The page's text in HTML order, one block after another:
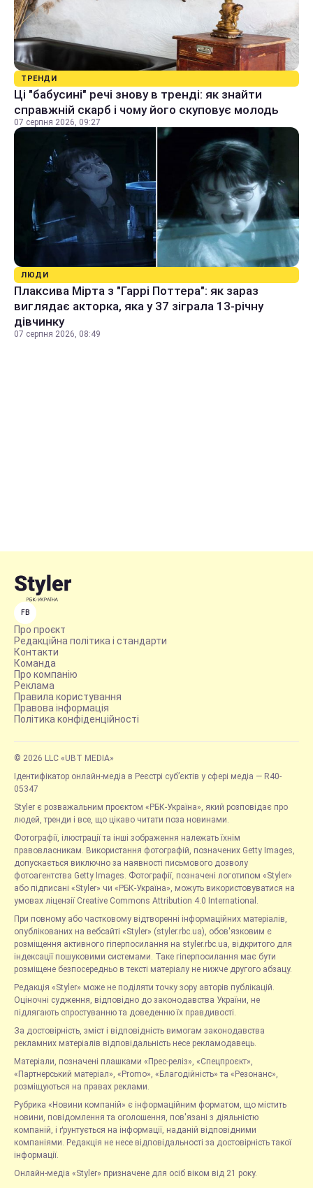
ТРЕНДИ
Ці "бабусині" речі знову в тренді: як знайти
справжній скарб і чому його скуповує молодь
07 серпня 2026, 09:27
ЛЮДИ
Плаксива Мірта з "Гаррі Поттера": як зараз
виглядає акторка, яка у 37 зіграла 13-річну
дівчинку
07 серпня 2026, 08:49
FB
Про проєкт
Редакційна політика і стандарти
Контакти
Команда
Про компанію
Реклама
Правила користування
Правова інформація
Політика конфіденційності
© 2026 LLC «UBT MEDIA»
Ідентифікатор онлайн-медіа в Реєстрі суб’єктів у сфері медіа — R40-
05347
Styler є розважальним проєктом «РБК-Україна», який розповідає про
людей, тренди і все, що цікаво читати поза новинами.
Фотографії, ілюстрації та інші зображення належать їхнім
правовласникам. Використання фотографій, позначених Getty Images,
допускається виключно за наявності письмового дозволу
фотоагентства Getty Images. Фотографії, позначені логотипом «Styler»
або підписані «Styler» чи «РБК-Україна», можуть використовуватися на
умовах ліцензії Creative Commons Attribution 4.0 International.
При повному або частковому відтворенні інформаційних матеріалів,
опублікованих на вебсайті «Styler» (styler.rbc.ua), обов'язковим є
розміщення активного гіперпосилання на styler.rbc.ua, відкритого для
індексації пошуковими системами. Таке гіперпосилання має бути
розміщене безпосередньо в тексті матеріалу не нижче другого абзацу.
Редакція «Styler» може не поділяти точку зору авторів публікацій.
Оціночні судження, відповідно до законодавства України, не
підлягають спростуванню та доведенню їх правдивості.
За достовірність, зміст і відповідність вимогам законодавства
рекламних матеріалів відповідальність несе рекламодавець.
Матеріали, позначені плашками «Прес-реліз», «Спецпроєкт»,
«Партнерський матеріал», «Promo», «Благодійність» та «Резонанс»,
розміщуються на правах реклами.
Рубрика «Новини компаній» є інформаційним форматом, що містить
новини, повідомлення та оголошення, пов'язані з діяльністю
компаній, і ґрунтується на інформації, наданій відповідними
компаніями. Редакція не несе відповідальності за достовірність такої
інформації.
Онлайн-медіа «Styler» призначене для осіб віком від 21 року.